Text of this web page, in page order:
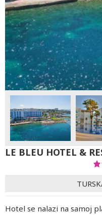
LE BLEU HOTEL &
Hotel se nalazi na samoj